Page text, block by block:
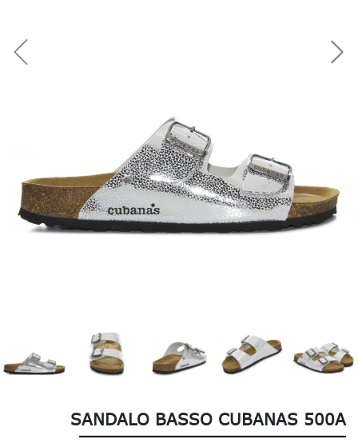
SANDALO BASSO CUBANAS 500A